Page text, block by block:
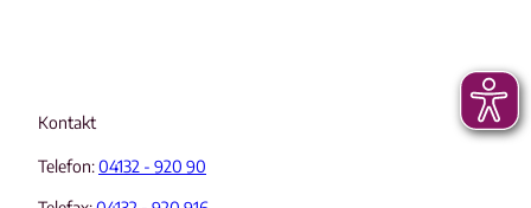
Kontakt
Telefon:04132 - 920 90